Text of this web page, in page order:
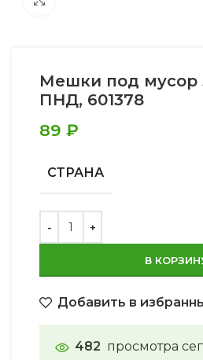
Мешки под мусор
ПНД, 601378
89 ₽
СТРАНА
В
Добавить в
482 просмотра